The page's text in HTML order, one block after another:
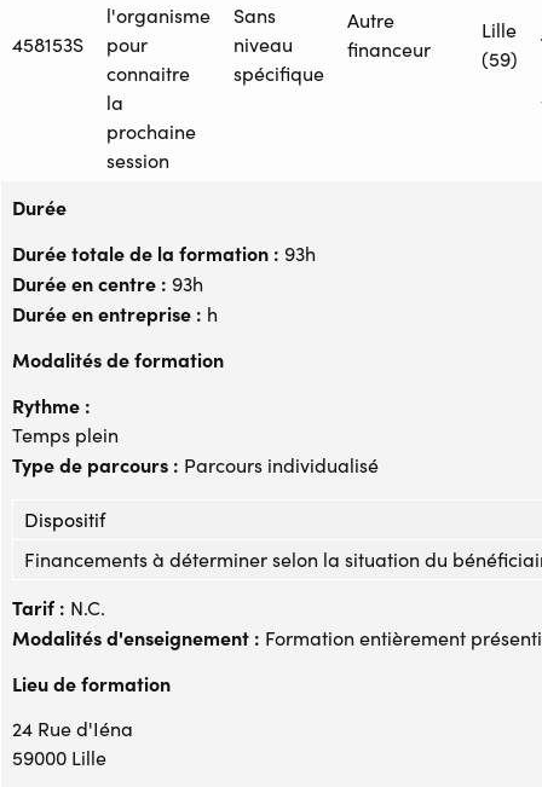
458153S
l'organisme
pour
connaitre
la
prochaine
session
Sans
niveau
spécifique
Autre
financeur
Lille
(59)
Durée
Durée totale de la formation : 93h
Durée en centre : 93h
Durée en entreprise : h
Modalités de formation
Rythme :
Temps plein
Type de parcours : Parcours individualisé
Dispositif
Financements à déterminer selon la situation du
Tarif : N.C.
Modalités d'enseignement : Formation entièrement
Lieu de formation
24 Rue d'Iéna
59000 Lille